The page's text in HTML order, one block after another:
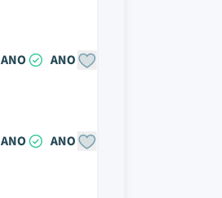
ANO ANO
ANO ANO